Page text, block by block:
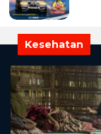
Kesehatan